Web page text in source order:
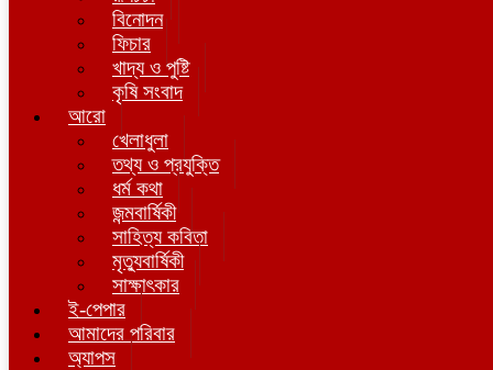
বিনোদন
ফিচার
খাদ্য ও পুষ্টি
কৃষি সংবাদ
আরো
খেলাধুলা
তথ্য ও প্রযুক্তি
ধর্ম কথা
জন্মবার্ষিকী
সাহিত্য কবিতা
মৃত্যুবার্ষিকী
সাক্ষাৎকার
ই-পেপার
আমাদের পরিবার
অ্যাপস